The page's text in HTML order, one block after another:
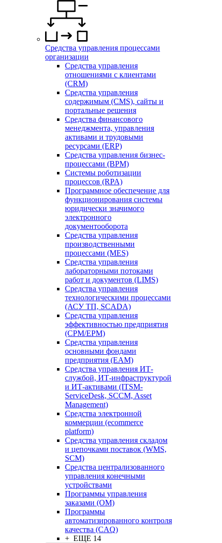
Средства управления процессами
организации
Средства управления
отношениями с клиентами
(CRM)
Средства управления
содержимым (CMS), сайты и
портальные решения
Средства финансового
менеджмента, управления
активами и трудовыми
ресурсами (ERP)
Средства управления бизнес-
процессами (BPM)
Системы роботизации
процессов (RPA)
Программное обеспечение для
функционирования системы
юридически значимого
электронного
документооборота
Средства управления
производственными
процессами (MES)
Средства управления
лабораторными потоками
работ и документов (LIMS)
Средства управления
технологическими процессами
(АСУ ТП, SCADA)
Средства управления
эффективностью предприятия
(CPM/EPM)
Средства управления
основными фондами
предприятия (EAM)
Средства управления ИТ-
службой, ИТ-инфраструктурой
и ИТ-активами (ITSM-
ServiceDesk, SCCM, Asset
Management)
Средства электронной
коммерции (ecommerce
platform)
Средства управления складом
и цепочками поставок (WMS,
SCM)
Средства централизованного
управления конечными
устройствами
Программы управления
заказами (OM)
Программы
автоматизированного контроля
качества (CAQ)
+ ЕЩЕ 14